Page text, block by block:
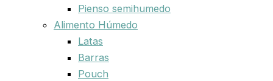
Pienso semihumedo
Alimento Húmedo
Latas
Barras
Pouch